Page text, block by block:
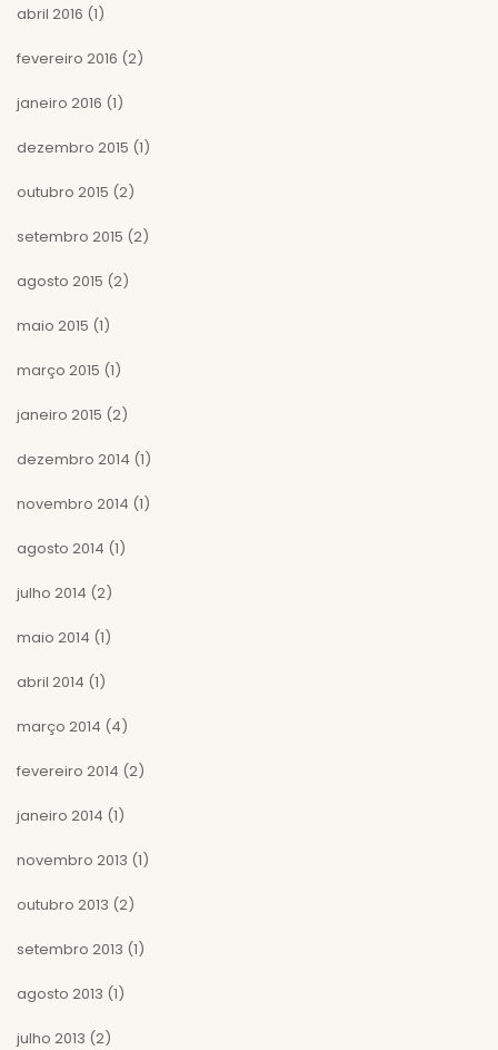
abril 2016 (1)
fevereiro 2016 (2)
janeiro 2016 (1)
dezembro 2015 (1)
outubro 2015 (2)
setembro 2015 (2)
agosto 2015 (2)
maio 2015 (1)
março 2015 (1)
janeiro 2015 (2)
dezembro 2014 (1)
novembro 2014 (1)
agosto 2014 (1)
julho 2014 (2)
maio 2014 (1)
abril 2014 (1)
março 2014 (4)
fevereiro 2014 (2)
janeiro 2014 (1)
novembro 2013 (1)
outubro 2013 (2)
setembro 2013 (1)
agosto 2013 (1)
julho 2013 (2)